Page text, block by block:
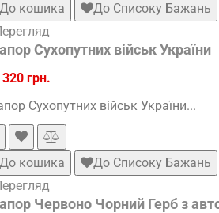
кошика До Списоку Бажань
Сухопутних військ України
320 грн.
Сухопутних військ України...
кошика До Списоку Бажань
Червоно Чорний Герб з